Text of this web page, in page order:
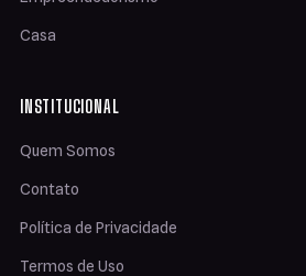
Casa
INSTITUCIONAL
Quem Somos
Contato
Política de Privacidade
Termos de Uso